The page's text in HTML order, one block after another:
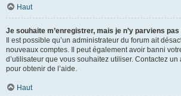
Haut
Je souhaite m’enregistrer, mais je n’y parviens pas
Il est possible qu’un administrateur du forum ait
nouveaux comptes. Il peut également avoir banni
d’utilisateur que vous souhaitez utiliser. Contactez
pour obtenir de l’aide.
Haut